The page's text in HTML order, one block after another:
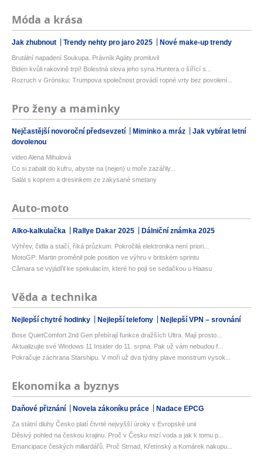
Móda a krása
Jak zhubnout Trendy nehty pro jaro 2025 Nové make-up trendy
Brutální napadení Soukupa. Právník Agáty promluvil
Biden kvůli rakovině trpí! Bolestná slova jeho syna Huntera o šířící s...
Rozruch v Grónsku: Trumpova společnost provádí ropné vrty bez povolení...
Pro ženy a maminky
Nejčastější novoroční předsevzetí Miminko a mráz
Jak vybírat letní
dovolenou
video Alena Mihulová
Co si zabalit do kufru, abyste na (nejen) u moře zazářily...
Salát s koprem a dresinkem ze zakysané smetany
Auto-moto
Alko-kalkulačka Rallye Dakar 2025 Dálniční známka 2025
Výhřev, čidla a stačí, říká průzkum. Pokročilá elektronika není priori...
MotoGP: Martin proměnil pole position ve výhru v britském sprintu
Câmara se vyjádřil ke spekulacím, které ho pojí se sedačkou u Haasu
Věda a technika
Nejlepší chytré hodinky Nejlepší telefony Nejlepší VPN – srovnání
Bose QuietComfort 2nd Gen přebírají funkce dražších Ultra. Mají prosto...
Aktualizujte své Windows 11 Insider do 11. srpna. Pak už vám nebudou f...
Pokračuje záchrana Starshipu. V moři už dva týdny plave monstrum vysok...
Ekonomika a byznys
Daňové přiznání Novela zákoníku práce Nadace EPCG
Za státní dluhy Česko platí čtvrté nejvyšší úroky v Evropské unii
Děsivý pohled na českou krajinu. Proč v Česku mizí voda a jak k tomu p...
Emancipace českých miliardářů. Proč Strnad, Křetínský a Komárek nakupu...